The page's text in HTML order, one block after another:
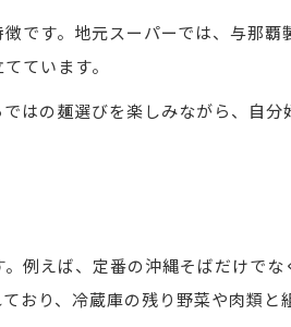
しい家庭の味発見
を徹底解説
選ぶ家庭のコツ
です。地元スーパーでは、与那
ています。
はの麺選びを楽しみながら、自
例えば、定番の沖縄そばだけで
おり、冷蔵庫の残り野菜や肉類